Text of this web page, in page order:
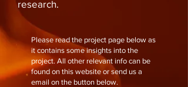
research.
Please read the project page below as
it contains some insights into the
project. All other relevant info can be
found on this website or send us a
email on the button below.